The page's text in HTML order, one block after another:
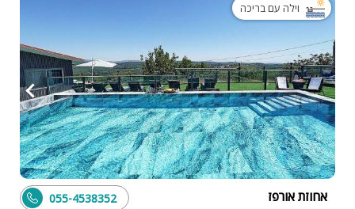
וילה עם בריכה
אחוזת אורפז 055-4538352